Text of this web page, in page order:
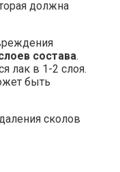
должна
состава.
лак в 1-2 слоя.
быть